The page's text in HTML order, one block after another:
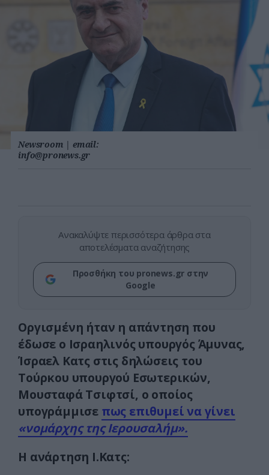
Newsroom | email:
info@pronews.gr
Ανακαλύψτε περισσότερα άρθρα στα
αποτελέσματα αναζήτησης
Προσθήκη του pronews.gr στην
Google
Οργισμένη ήταν η απάντηση που
έδωσε ο Ισραηλινός υπουργός Άμυνας,
Ίσραελ Κατς στις δηλώσεις του
Τούρκου υπουργού Εσωτερικών,
Μουσταφά Τσιφτσί, ο οποίος
υπογράμμισε πως επιθυμεί να γίνει
«νομάρχης της Ιερουσαλήμ».
Η ανάρτηση Ι.Κατς: